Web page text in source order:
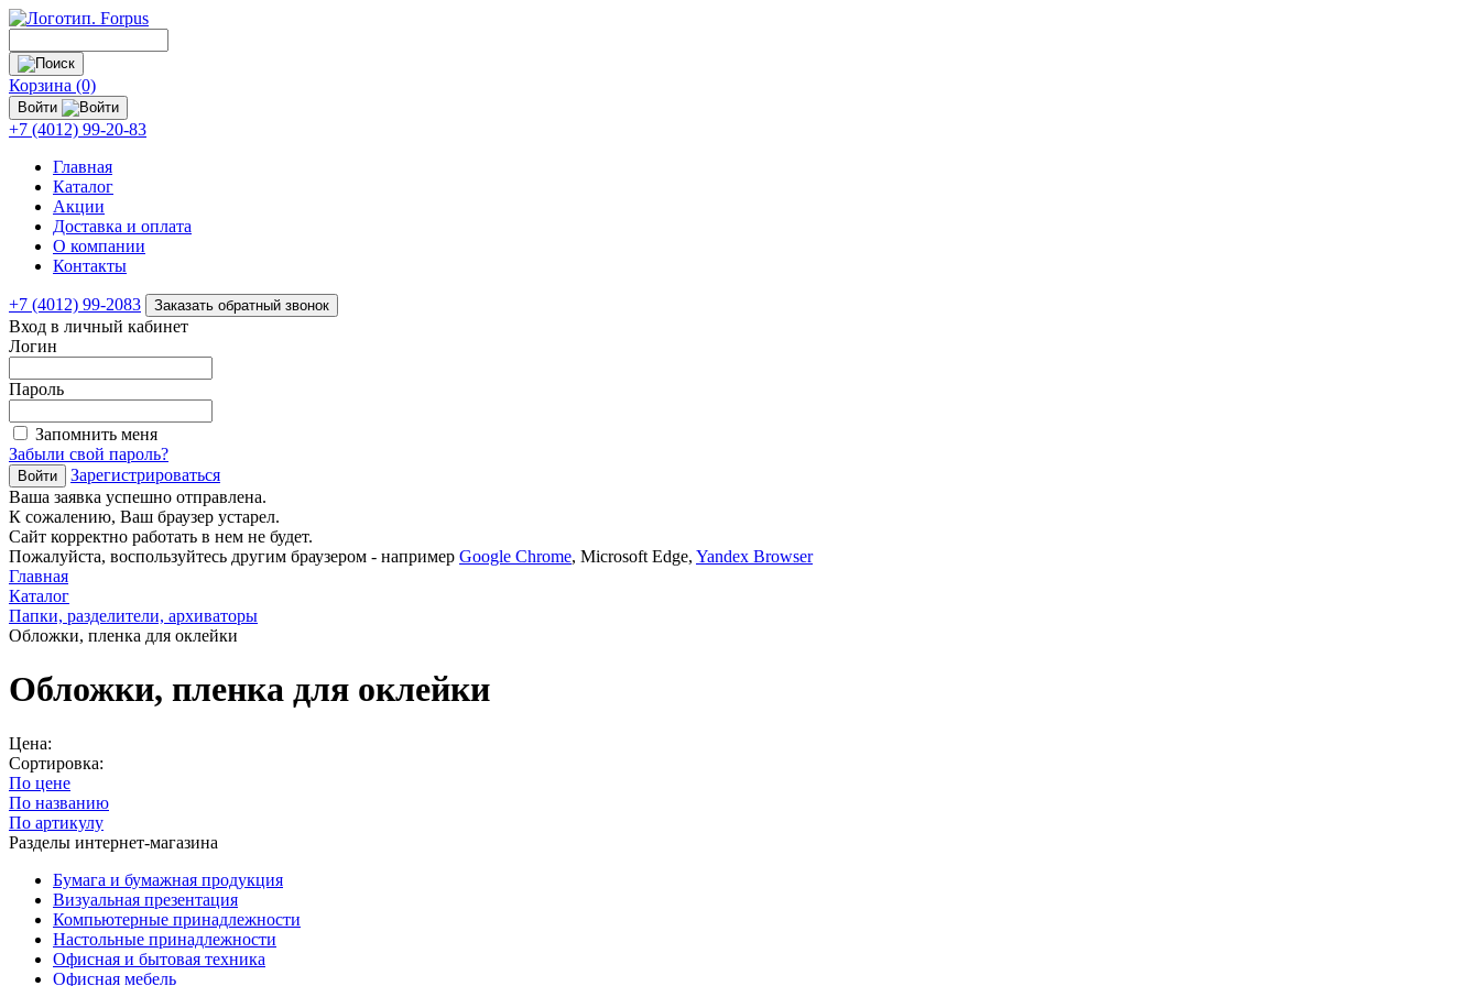
Корзина (0)
Войти
+7 (4012) 99-20-83
Главная
Каталог
Акции
Доставка и оплата
О компании
Контакты
+7 (4012) 99-2083 Заказать обратный звонок
Вход в личный кабинет
Логин
Пароль
Запомнить меня
Забыли свой пароль?
Зарегистрироваться
Ваша заявка успешно отправлена.
К сожалению, Ваш браузер устарел.
Сайт корректно работать в нем не будет.
Пожалуйста, воспользуйтесь другим браузером - например Google Chrome, Microsoft Edge, Yandex Browser
Главная
Каталог
Папки, разделители, архиваторы
Обложки, пленка для оклейки
Обложки, пленка для оклейки
Цена:
Сортировка:
По цене
По названию
По артикулу
Разделы интернет-магазина
Бумага и бумажная продукция
Визуальная презентация
Компьютерные принадлежности
Настольные принадлежности
Офисная и бытовая техника
Офисная мебель